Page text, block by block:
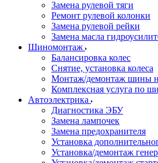
Замена рулевой тяги
Ремонт рулевой колонки
Замена рулевой рейки
Замена масла
Шиномонтаж
Балансировка колес
Снятие, установка колеса
Монтаж/демонтаж шины
Комплексная услуга по
Автоэлектрика
Диагностика ЭБУ
Замена лампочек
Замена предохранителя
Установка
Установка/демонтаж